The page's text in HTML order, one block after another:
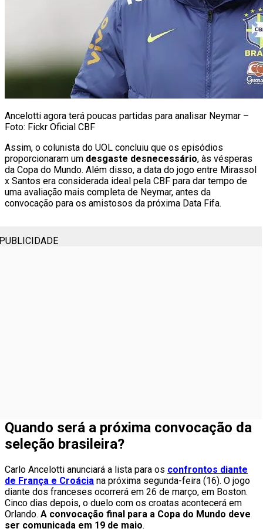
Ancelotti agora terá poucas partidas para analisar Neymar –
Foto: Fickr Oficial CBF
Assim, o colunista do UOL concluiu que os episódios
proporcionaram um desgaste desnecessário, às vésperas
da Copa do Mundo. Além disso, a data do jogo entre Mirassol
x Santos era considerada ideal pela CBF para dar tempo de
uma avaliação mais completa de Neymar, antes da
convocação para os amistosos da próxima Data Fifa.
Quando será a próxima convocação da
seleção brasileira?
Carlo Ancelotti anunciará a lista para os confrontos diante
de França e Croácia na próxima segunda-feira (16). O jogo
diante dos franceses ocorrerá em 26 de março, em Boston.
Cinco dias depois, o duelo com os croatas acontecerá em
Orlando. A convocação final para a Copa do Mundo deve
ser comunicada em 19 de maio.